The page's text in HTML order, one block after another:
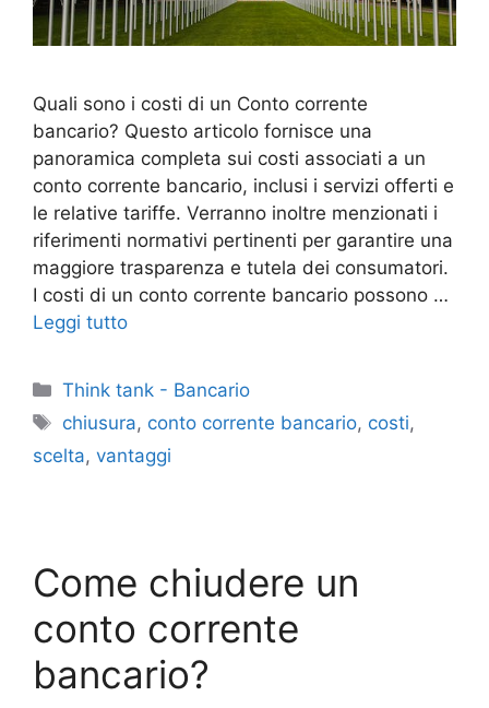
Quali sono i costi di un Conto corrente
bancario? Questo articolo fornisce una
panoramica completa sui costi associati a un
conto corrente bancario, inclusi i servizi offerti e
le relative tariffe. Verranno inoltre menzionati i
riferimenti normativi pertinenti per garantire una
maggiore trasparenza e tutela dei consumatori.
I costi di un conto corrente bancario possono …
Leggi tutto
Categorie
Think tank - Bancario
Tag
chiusura, conto corrente bancario, costi,
scelta, vantaggi
Come chiudere un
conto corrente
bancario?